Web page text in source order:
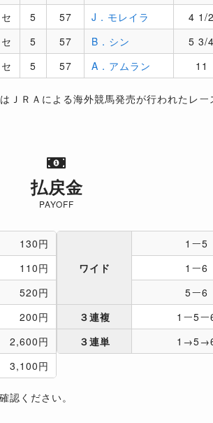
セ 5 57 J．モレイラ 4 1/2
セ 5 57 B．シン 5 3/4
セ 5 57 A．アムラン 11
ＲＡによる海外競馬発売が行われたレ
払戻金
PAYOFF
130円
110円
520円
200円
2,600円
3,100円
ワイド
1ー5
1ー6
5ー6
３連複
1ー5ー
３連単
認ください。